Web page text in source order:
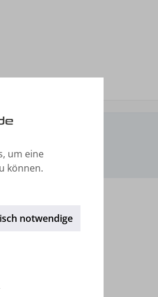
Zurück-Garantie
um eine
können.
notwendige